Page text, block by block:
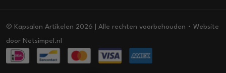
© Kapsalon Artikelen 2026 | Alle rechten voorbehouden • Website
door Netsimpel.nl